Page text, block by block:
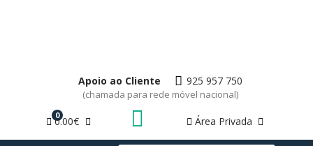
WhatsApp
Apoio ao Cliente 925 957 750
(chamada para rede móvel nacional)
Área Privada
0
0.00€